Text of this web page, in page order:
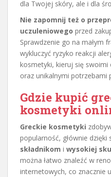
dla Twojej skóry, ale i dla
Nie zapomnij też o
uczuleniowego przed
Sprawdzenie go na małym
wykluczyć ryzyko reakcji
kosmetyki, kieruj się
oraz unikalnymi potrzebami
Gdzie kupić
kosmetyki
Greckie kosmetyki
popularność, głównie dzięki
składnikom i wysokiej
można łatwo znaleźć w
internetowych, co znacznie